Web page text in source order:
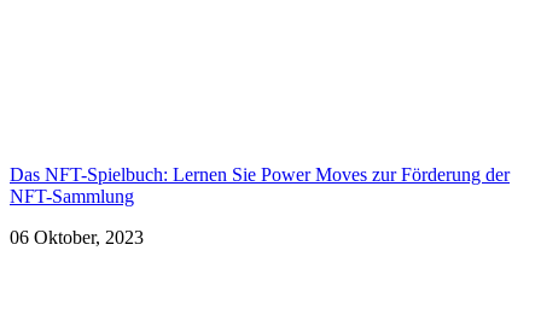
Das NFT-Spielbuch: Lernen Sie Power Moves zur Förderung der
NFT-Sammlung
06 Oktober, 2023